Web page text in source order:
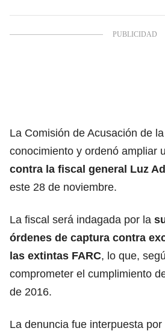
La Comisión de Acusación de
conocimiento y ordenó ampliar
contra la fiscal general Luz
este 28 de noviembre.
La fiscal será indagada por la
órdenes de captura contra
las extintas FARC, lo que,
comprometer el cumplimiento
de 2016.
La denuncia fue interpuesta